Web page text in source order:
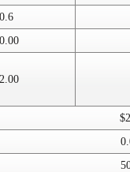
0.6